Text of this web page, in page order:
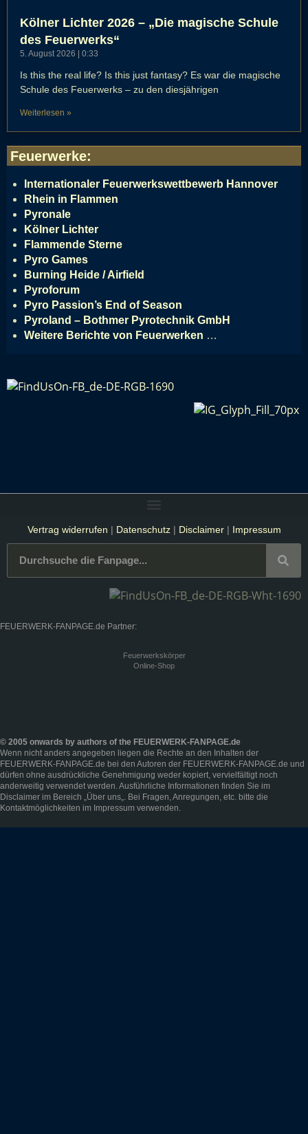
Kölner Lichter 2026 – „Die magische Schule
des Feuerwerks“
5. August 2026 0:33
Is this the real life? Is this just fantasy? Es war die magische
Schule des Feuerwerks – zu den diesjährigen
Weiterlesen »
Feuerwerke:
Internationaler Feuerwerkswettbewerb Hannover
Rhein in Flammen
Pyronale
Kölner Lichter
Flammende Sterne
Pyro Games
Burning Heide / Airfield
Pyroforum
Pyro Passion’s End of Season
Pyroland – Bothmer Pyrotechnik GmbH
Weitere Berichte von Feuerwerken …
Vertrag widerrufen | Datenschutz| Disclaimer| Impressum
FEUERWERK-FANPAGE.de Partner:
Feuerwerkskörper
Online-Shop
© 2005 onwards by authors of the FEUERWERK-FANPAGE.de
Wenn nicht anders angegeben liegen die Rechte an den Inhalten der
FEUERWERK-FANPAGE.de bei den Autoren der FEUERWERK-FANPAGE.de und
dürfen ohne ausdrückliche Genehmigung weder kopiert, vervielfältigt noch
anderweitig verwendet werden. Ausführliche Informationen finden Sie im
Disclaimer im Bereich „ Über uns „. Bei Fragen, Anregungen, etc. bitte die
Kontaktmöglichkeiten im Impressum verwenden.